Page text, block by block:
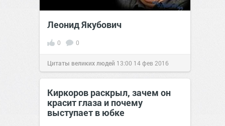
Леонид Якубович
0 0
Цитаты великих людей 13:00 14 фев 2016
Киркоров раскрыл, зачем он
красит глаза и почему
выступает в юбке